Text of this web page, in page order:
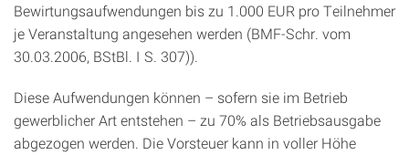
Bewirtungsaufwendungen bis zu 1.000 EUR pro Teilnehmer
je Veranstaltung angesehen werden (BMF-Schr. vom
30.03.2006, BStBl. I S. 307)).
Diese Aufwendungen können – sofern sie im Betrieb
gewerblicher Art entstehen – zu 70% als Betriebsausgabe
abgezogen werden. Die Vorsteuer kann in voller Höhe